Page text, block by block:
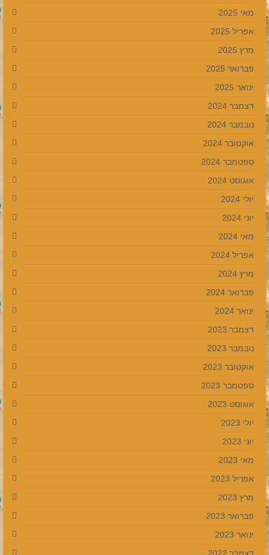
מאי 2025
אפריל 2025
מרץ 2025
פברואר 2025
ינואר 2025
דצמבר 2024
נובמבר 2024
אוקטובר 2024
ספטמבר 2024
אוגוסט 2024
יולי 2024
יוני 2024
מאי 2024
אפריל 2024
מרץ 2024
פברואר 2024
ינואר 2024
דצמבר 2023
נובמבר 2023
אוקטובר 2023
ספטמבר 2023
אוגוסט 2023
יולי 2023
יוני 2023
מאי 2023
אפריל 2023
מרץ 2023
פברואר 2023
ינואר 2023